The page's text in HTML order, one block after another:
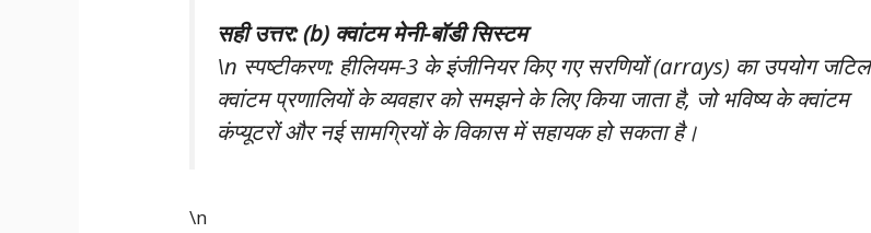
सही उत्तर: (b) क्वांटम मेनी-बॉडी सिस्टम
\n स्पष्टीकरण: हीलियम-3 के इंजीनियर किए गए सरणियों (arrays) का उपयोग जटिल
क्वांटम प्रणालियों के व्यवहार को समझने के लिए किया जाता है, जो भविष्य के क्वांटम
कंप्यूटरों और नई सामग्रियों के विकास में सहायक हो सकता है।
\n